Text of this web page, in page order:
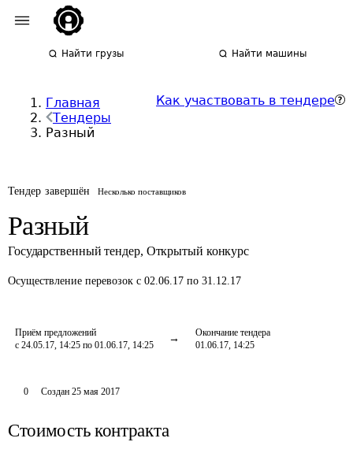
Найти грузы Найти машины
Главная
Тендеры
Разный
Как участвовать в тендере
Тендер завершён Несколько поставщиков
Разный
Государственный тендер, Открытый конкурс
Осуществление перевозок с 02.06.17 по 31.12.17
Приём предложений
с 24.05.17, 14:25 по 01.06.17, 14:25
Окончание тендера
01.06.17, 14:25
0 Создан 25 мая 2017
Стоимость контракта